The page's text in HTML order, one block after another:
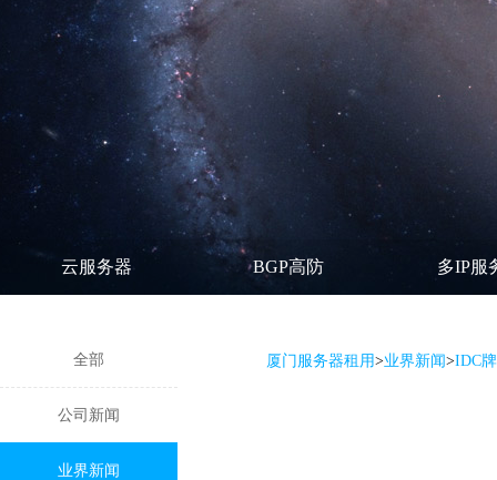
云服务器 BGP高防 多IP服
全部
公司新闻
业界新闻
厦门服务器租用>业界新闻>IDC